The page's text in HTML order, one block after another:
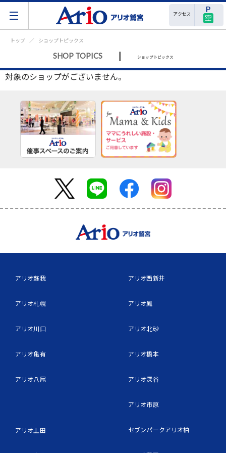
アクセス 空
トップ ショップトピックス
SHOP TOPICS | ショップトピックス
対象のショップがございません。
アリオ蘇我
アリオ札幌
アリオ川口
アリオ亀有
アリオ八尾
アリオ上田
アリオ西新井
アリオ鳳
アリオ北砂
アリオ橋本
アリオ深谷
アリオ市原
セブンパークアリオ柏